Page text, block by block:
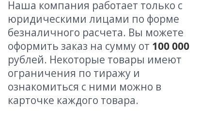
Наша компания работает только с
юридическими лицами по форме
безналичного расчета. Вы можете
оформить заказ на сумму от 100 000
рублей. Некоторые товары имеют
ограничения по тиражу и
ознакомиться с ними можно в
карточке каждого товара.